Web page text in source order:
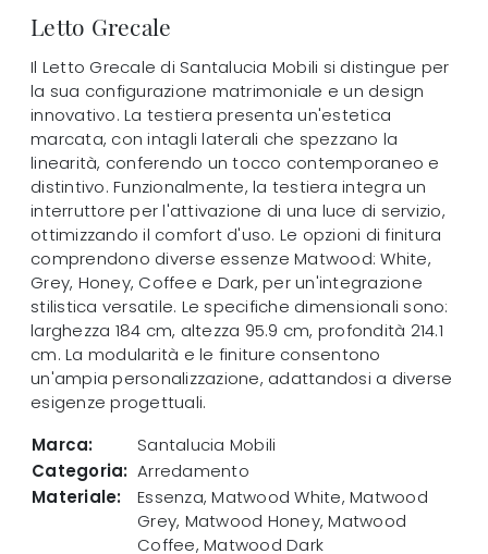
Letto Grecale
Il Letto Grecale di Santalucia Mobili si distingue per
la sua configurazione matrimoniale e un design
innovativo. La testiera presenta un'estetica
marcata, con intagli laterali che spezzano la
linearità, conferendo un tocco contemporaneo e
distintivo. Funzionalmente, la testiera integra un
interruttore per l'attivazione di una luce di servizio,
ottimizzando il comfort d'uso. Le opzioni di finitura
comprendono diverse essenze Matwood: White,
Grey, Honey, Coffee e Dark, per un'integrazione
stilistica versatile. Le specifiche dimensionali sono:
larghezza 184 cm, altezza 95.9 cm, profondità 214.1
cm. La modularità e le finiture consentono
un'ampia personalizzazione, adattandosi a diverse
esigenze progettuali.
Marca:
Santalucia Mobili
Categoria: Arredamento
Materiale:
Essenza, Matwood White, Matwood
Grey, Matwood Honey, Matwood
Coffee, Matwood Dark